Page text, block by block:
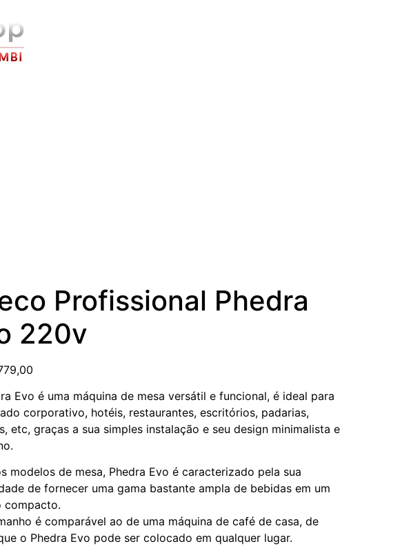
Profissional Phedra
220v
Evo é uma máquina de mesa versátil e funcional, é ideal para
corporativo, hotéis, restaurantes, escritórios, padarias,
etc, graças a sua simples instalação e seu design minimalista e
modelos de mesa, Phedra Evo é caracterizado pela sua
de fornecer uma gama bastante ampla de bebidas em um
compacto.
é comparável ao de uma máquina de café de casa, de
o Phedra Evo pode ser colocado em qualquer lugar.